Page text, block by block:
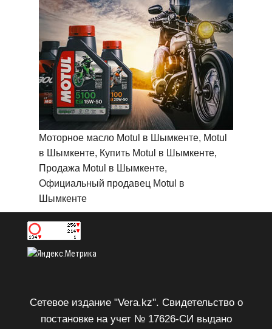
Моторное масло Motul в Шымкенте, Motul
в Шымкенте, Купить Motul в Шымкенте,
Продажа Motul в Шымкенте,
Официальный продавец Motul в
Шымкенте
Сетевое издание "Vera.kz". Свидетельство о
постановке на учет № 17626-СИ выдано